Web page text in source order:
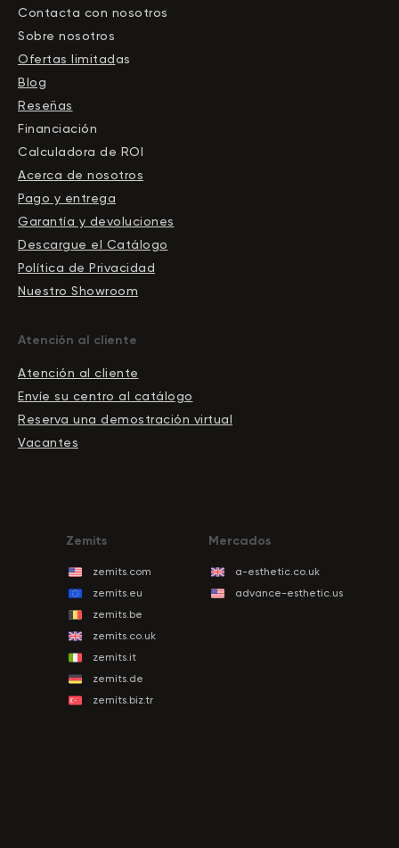
Contacta con nosotros
Sobre nosotros
Ofertas limitadas
Blog
Reseñas
Financiación
Calculadora de ROI
Acerca de nosotros
Pago y entrega
Garantía y devoluciones
Descargue el Сatálogo
Política de Privacidad
Nuestro Showroom
Atención al cliente
Atención al cliente
Envíe su centro al catálogo
Reserva una demostración virtual
Vacantes
zemits.com
zemits.eu
zemits.be
zemits.co.uk
zemits.it
zemits.de
zemits.biz.tr
Zemits
a-esthetic.co.uk
advance-esthetic.us
Mercados